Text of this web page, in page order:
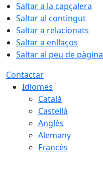
Saltar a la capçalera
Saltar al contingut
Saltar a relacionats
Saltar a enllaços
Saltar al peu de pàgina
Contactar
Idiomes
Català
Castellà
Anglès
Alemany
Francès